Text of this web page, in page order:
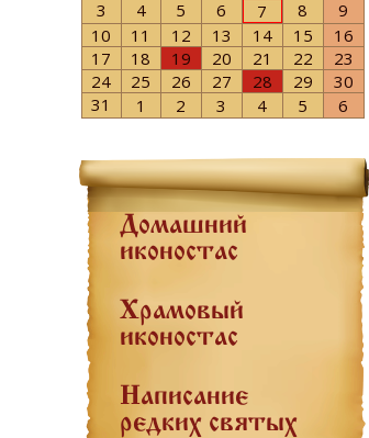
3
4 5 6 7 8
9
10
11 12 13 14 15
16
17
18 19 20 21 22
23
24
25 26 27 28 29
30
31
1 2 3 4 5 6
Домашний
иконостас
Храмовый
иконостас
Написание
редких святых